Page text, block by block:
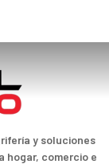
y soluciones
hogar, comercio e